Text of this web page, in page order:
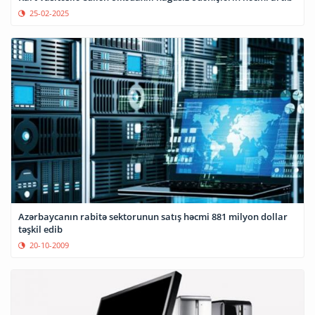
25-02-2025
Azərbaycanın rabitə sektorunun satış həcmi 881 milyon dollar
təşkil edib
20-10-2009